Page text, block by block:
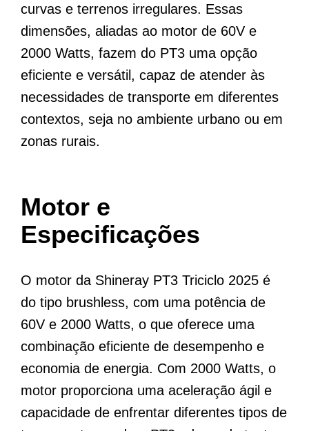
curvas e terrenos irregulares. Essas
dimensões, aliadas ao motor de 60V e
2000 Watts, fazem do PT3 uma opção
eficiente e versátil, capaz de atender às
necessidades de transporte em diferentes
contextos, seja no ambiente urbano ou em
zonas rurais.
Motor e
Especificações
O motor da Shineray PT3 Triciclo 2025 é
do tipo brushless, com uma potência de
60V e 2000 Watts, o que oferece uma
combinação eficiente de desempenho e
economia de energia. Com 2000 Watts, o
motor proporciona uma aceleração ágil e
capacidade de enfrentar diferentes tipos de